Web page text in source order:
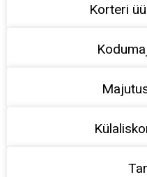
Korteri